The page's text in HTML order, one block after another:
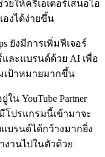
ยให้ครีเอเตอร์เสนอไอ
องได้ง่ายขึ้น
ยังมีการเพิ่มฟีเจอร์
ละแบรนด์ด้วย AI เพื่อ
เป้าหมายมากขึ้น
น YouTube Partner
โปรแกรมนี้เข้ามาจะ
บรนด์ได้กว้างมากยิ่ง
งานไปในตัวด้วย